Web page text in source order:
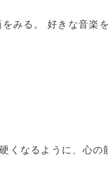
みる。 好きな音楽
くなるように、心の